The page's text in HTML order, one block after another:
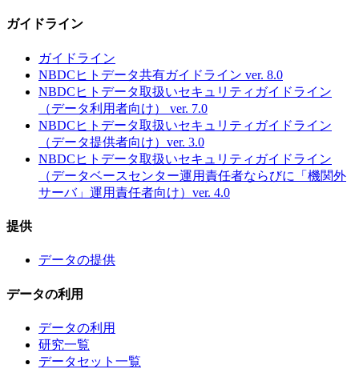
ガイドライン
ガイドライン
NBDCヒトデータ共有ガイドライン ver. 8.0
NBDCヒトデータ取扱いセキュリティガイドライン
（データ利用者向け） ver. 7.0
NBDCヒトデータ取扱いセキュリティガイドライン
（データ提供者向け）ver. 3.0
NBDCヒトデータ取扱いセキュリティガイドライン
（データベースセンター運用責任者ならびに「機関外
サーバ」運用責任者向け）ver. 4.0
提供
データの提供
データの利用
データの利用
研究一覧
データセット一覧